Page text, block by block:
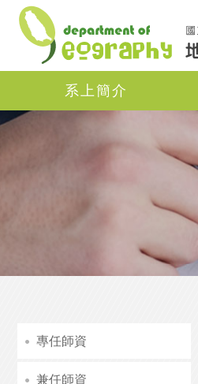
Navigation
系上簡介
專任師資
兼任師資